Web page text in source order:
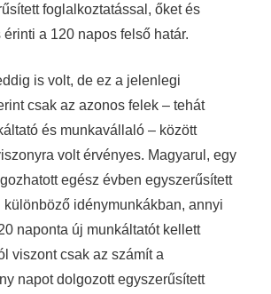
foglalkoztatással, őket és
a 120 napos felső határ.
is volt, de ez a jelenlegi
csak az azonos felek – tehát
és munkavállaló – között
volt érvényes. Magyarul, egy
egész évben egyszerűsített
idénymunkákban, annyi
naponta új munkáltatót kellett
viszont csak az számít a
napot dolgozott egyszerűsített